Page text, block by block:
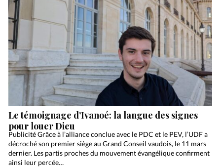
Le témoignage d’Ivanoé: la langue des signes
pour louer Dieu
Publicité Grâce à l’alliance conclue avec le PDC et le PEV, l’UDF a
décroché son premier siège au Grand Conseil vaudois, le 11 mars
dernier. Les partis proches du mouvement évangélique confirment
ainsi leur percée…